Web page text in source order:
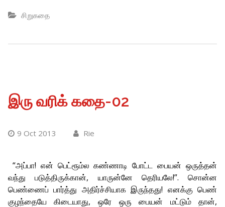
சிறுகதை
இரு வரிக் கதை-02
9 Oct 2013 Rie
“அப்பா! என் பெட்ரூம்ல கண்ணாடி போட்ட பையன் ஒருத்தன்
வந்து படுத்திருக்கான், யாருன்னே தெரியலே!”. சொன்ன
பெண்ணைப் பார்த்து அதிர்ச்சியாக இருந்தது! எனக்கு பெண்
குழந்தையே கிடையாது, ஒரே ஒரு பையன் மட்டும் தான்,